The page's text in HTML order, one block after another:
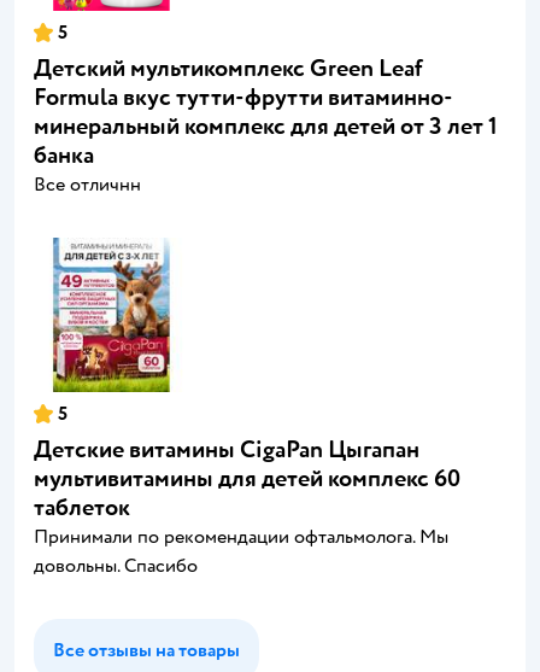
5
Детский мультикомплекс Green Leaf
Formula вкус тутти-фрутти витаминно-
минеральный комплекс для детей от 3 лет 1
банка
Все отличнн
5
Детские витамины CigaPan Цыгапан
мультивитамины для детей комплекс 60
таблеток
Принимали по рекомендации офтальмолога. Мы
довольны. Спасибо
Все отзывы на товары